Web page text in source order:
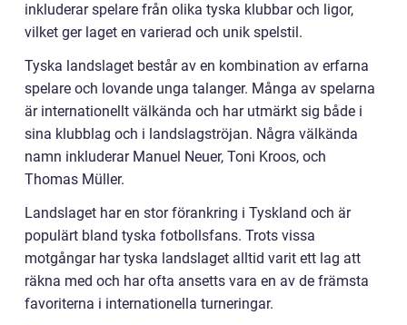
inkluderar spelare från olika tyska klubbar och ligor,
vilket ger laget en varierad och unik spelstil.
Tyska landslaget består av en kombination av erfarna
spelare och lovande unga talanger. Många av spelarna
är internationellt välkända och har utmärkt sig både i
sina klubblag och i landslagströjan. Några välkända
namn inkluderar Manuel Neuer, Toni Kroos, och
Thomas Müller.
Landslaget har en stor förankring i Tyskland och är
populärt bland tyska fotbollsfans. Trots vissa
motgångar har tyska landslaget alltid varit ett lag att
räkna med och har ofta ansetts vara en av de främsta
favoriterna i internationella turneringar.